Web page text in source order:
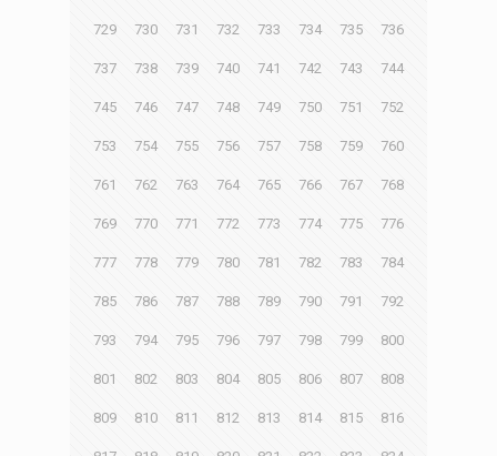
729 730 731 732 733 734 735 736
737 738 739 740 741 742 743 744
745 746 747 748 749 750 751 752
753 754 755 756 757 758 759 760
761 762 763 764 765 766 767 768
769 770 771 772 773 774 775 776
777 778 779 780 781 782 783 784
785 786 787 788 789 790 791 792
793 794 795 796 797 798 799 800
801 802 803 804 805 806 807 808
809 810 811 812 813 814 815 816